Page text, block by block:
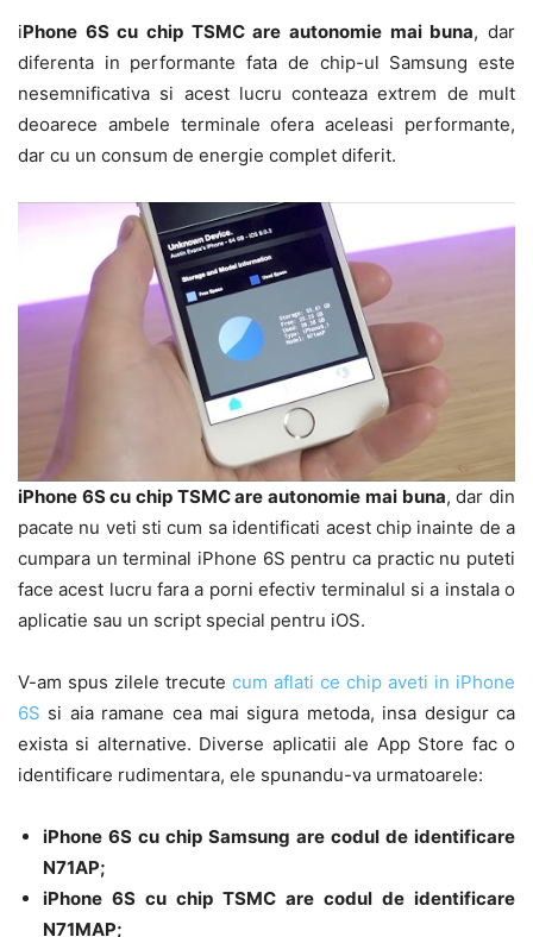
iPhone 6S cu chip TSMC are autonomie mai buna, dar
diferenta in performante fata de chip-ul Samsung este
nesemnificativa si acest lucru conteaza extrem de mult
deoarece ambele terminale ofera aceleasi performante,
dar cu un consum de energie complet diferit.
iPhone 6S cu chip TSMC are autonomie mai buna, dar din
pacate nu veti sti cum sa identificati acest chip inainte de a
cumpara un terminal iPhone 6S pentru ca practic nu puteti
face acest lucru fara a porni efectiv terminalul si a instala o
aplicatie sau un script special pentru iOS.
V-am spus zilele trecute cum aflati ce chip aveti in iPhone
6S si aia ramane cea mai sigura metoda, insa desigur ca
exista si alternative. Diverse aplicatii ale App Store fac o
identificare rudimentara, ele spunandu-va urmatoarele:
iPhone 6S cu chip Samsung are codul de identificare
N71AP;
iPhone 6S cu chip TSMC are codul de identificare
N71MAP;